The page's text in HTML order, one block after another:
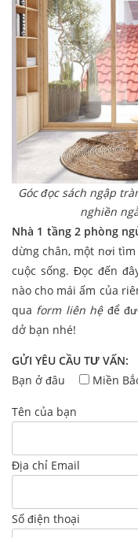
Góc đọc sách ngập
nghiền
Nhà 1 tầng 2 phòng
dừng chân, một nơi
cuộc sống. Đọc đến
nào cho mái ấm của
qua form liên hệđể
dở bạn nhé!
GỬI YÊU CẦU TƯ VẤN:
Bạn ở đâu
Miền
Tên của bạn
Địa chỉ Email
Số điện thoại